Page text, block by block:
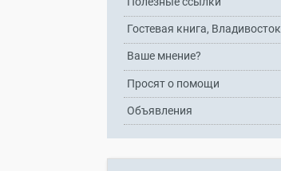
Гостевая книга, Владивосток
Ваше мнение?
Просят о помощи
Объявления